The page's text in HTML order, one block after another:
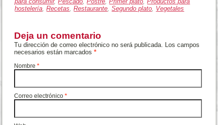
hostelería ,Recetas ,Restaurante ,Segundo plato Vegetales
Deja un comentario
Tu dirección de correo electrónico no será publicada. Los campos
necesarios están marcados*
Nombre*
Correo electrónico*